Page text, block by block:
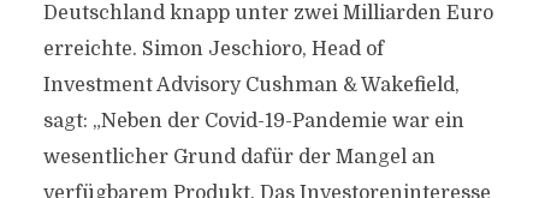
Deutschland knapp unter zwei Milliarden Euro
erreichte. Simon Jeschioro, Head of
Investment Advisory Cushman & Wakefield,
sagt: „Neben der Covid-19-Pandemie war ein
wesentlicher Grund dafür der Mangel an
verfügbarem Produkt. Das Investoreninteresse